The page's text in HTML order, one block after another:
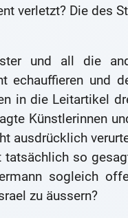
verletzt? Die des
und all die
echauffieren und
in die Leitartikel
Künstlerinnen
ausdrücklich
so
sogleich
zu äussern?